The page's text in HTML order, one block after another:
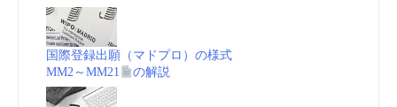
国際登録出願（マドプロ）の様式
MM2～MM21
の解説